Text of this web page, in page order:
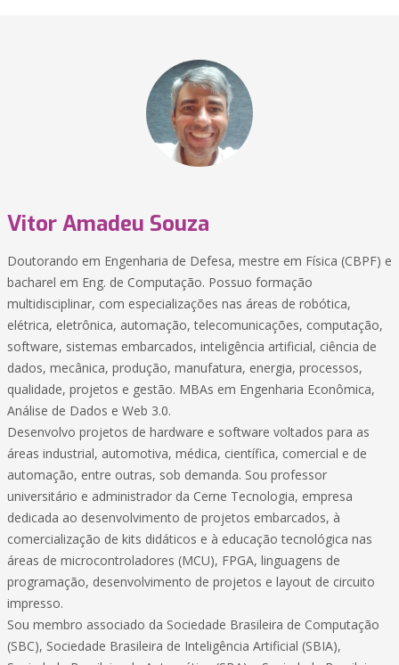
Vitor Amadeu Souza
Doutorando em Engenharia de Defesa, mestre em Física (CBPF) e
bacharel em Eng. de Computação. Possuo formação
multidisciplinar, com especializações nas áreas de robótica,
elétrica, eletrônica, automação, telecomunicações, computação,
software, sistemas embarcados, inteligência artificial, ciência de
dados, mecânica, produção, manufatura, energia, processos,
qualidade, projetos e gestão. MBAs em Engenharia Econômica,
Análise de Dados e Web 3.0.
Desenvolvo projetos de hardware e software voltados para as
áreas industrial, automotiva, médica, científica, comercial e de
automação, entre outras, sob demanda. Sou professor
universitário e administrador da Cerne Tecnologia, empresa
dedicada ao desenvolvimento de projetos embarcados, à
comercialização de kits didáticos e à educação tecnológica nas
áreas de microcontroladores (MCU), FPGA, linguagens de
programação, desenvolvimento de projetos e layout de circuito
impresso.
Sou membro associado da Sociedade Brasileira de Computação
(SBC), Sociedade Brasileira de Inteligência Artificial (SBIA),